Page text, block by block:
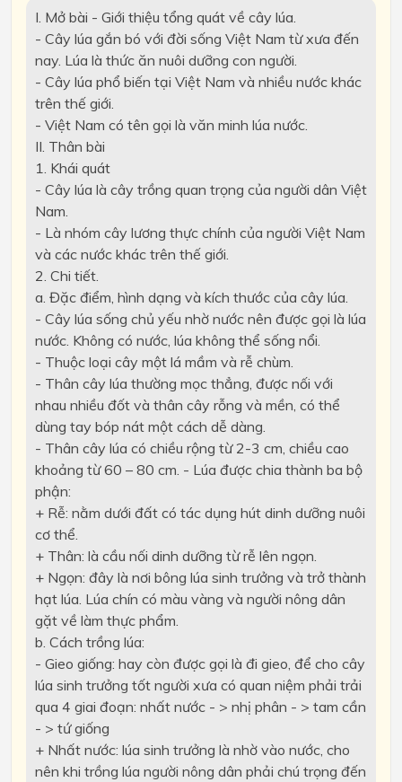
I. Mở bài - Giới thiệu tổng quát về cây lúa.
- Cây lúa gắn bó với đời sống Việt Nam từ xưa đến
nay. Lúa là thức ăn nuôi dưỡng con người.
- Cây lúa phổ biến tại Việt Nam và nhiều nước khác
trên thế giới.
- Việt Nam có tên gọi là văn minh lúa nước.
II. Thân bài
1. Khái quát
- Cây lúa là cây trồng quan trọng của người dân Việt
Nam.
- Là nhóm cây lương thực chính của người Việt Nam
và các nước khác trên thế giới.
2. Chi tiết.
a. Đặc điểm, hình dạng và kích thước của cây lúa.
- Cây lúa sống chủ yếu nhờ nước nên được gọi là lúa
nước. Không có nước, lúa không thể sống nổi.
- Thuộc loại cây một lá mầm và rễ chùm.
- Thân cây lúa thường mọc thẳng, được nối với
nhau nhiều đốt và thân cây rỗng và mền, có thể
dùng tay bóp nát một cách dễ dàng.
- Thân cây lúa có chiều rộng từ 2-3 cm, chiều cao
khoảng từ 60 – 80 cm. - Lúa được chia thành ba bộ
phận:
+ Rễ: nằm dưới đất có tác dụng hút dinh dưỡng nuôi
cơ thể.
+ Thân: là cầu nối dinh dưỡng từ rễ lên ngọn.
+ Ngọn: đây là nơi bông lúa sinh trưởng và trở thành
hạt lúa. Lúa chín có màu vàng và người nông dân
gặt về làm thực phẩm.
b. Cách trồng lúa:
- Gieo giống: hay còn được gọi là đi gieo, để cho cây
lúa sinh trưởng tốt người xưa có quan niệm phải trải
qua 4 giai đoạn: nhất nước - > nhị phân - > tam cần
- > tứ giống
+ Nhất nước: lúa sinh trưởng là nhờ vào nước, cho
nên khi trồng lúa người nông dân phải chú trọng đến